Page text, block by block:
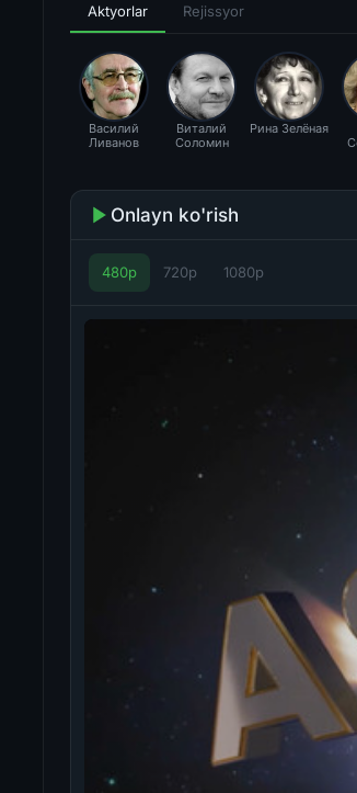
Aktyorlar Rejissyor
Василий
Ливанов
Виталий
Соломин
Рина Зелёная
Onlayn ko'rish
480p 720p 1080p